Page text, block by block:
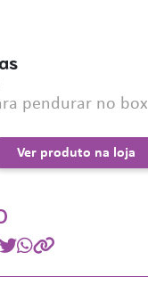
pendurar no box
Ver produto na loja